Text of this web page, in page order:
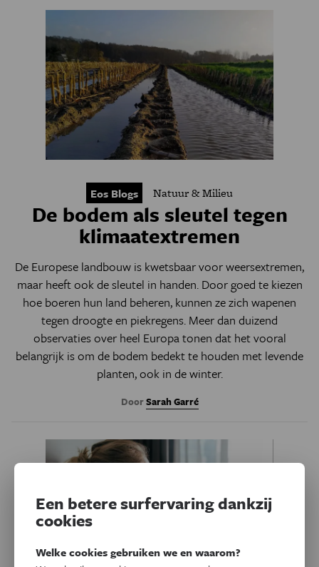
Eos Blogs Natuur & Milieu
De bodem als sleutel tegen
klimaatextremen
De Europese landbouw is kwetsbaar voor weersextremen,
maar heeft ook de sleutel in handen. Door goed te kiezen
hoe boeren hun land beheren, kunnen ze zich wapenen
tegen droogte en piekregens. Meer dan duizend
observaties over heel Europa tonen dat het vooral
belangrijk is om de bodem bedekt te houden met levende
planten, ook in de winter.
DoorSarah Garré
Een betere surfervaring dankzij
cookies
Welke cookies gebruiken we en waarom?